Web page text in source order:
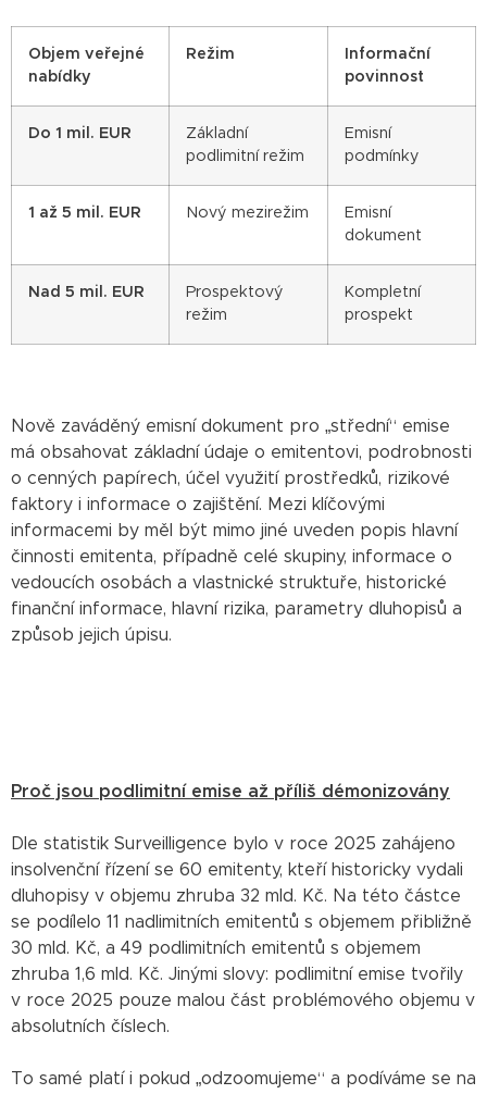
Objem veřejné
nabídky
Režim
Informační
povinnost
Do 1 mil. EUR
Základní
podlimitní režim
Emisní
podmínky
1 až 5 mil. EUR Nový mezirežim
Emisní
dokument
Nad 5 mil. EUR
Prospektový
režim
Kompletní
prospekt
Nově zaváděný emisní dokument pro „střední“ emise
má obsahovat základní údaje o emitentovi, podrobnosti
o cenných papírech, účel využití prostředků, rizikové
faktory i informace o zajištění. Mezi klíčovými
informacemi by měl být mimo jiné uveden popis hlavní
činnosti emitenta, případně celé skupiny, informace o
vedoucích osobách a vlastnické struktuře, historické
finanční informace, hlavní rizika, parametry dluhopisů a
způsob jejich úpisu.
Proč jsou podlimitní emise až příliš démonizovány
Dle statistik Surveilligence bylo v roce 2025 zahájeno
insolvenční řízení se 60 emitenty, kteří historicky vydali
dluhopisy v objemu zhruba 32 mld. Kč. Na této částce
se podílelo 11 nadlimitních emitentů s objemem přibližně
30 mld. Kč, a 49 podlimitních emitentů s objemem
zhruba 1,6 mld. Kč. Jinými slovy: podlimitní emise tvořily
v roce 2025 pouze malou část problémového objemu v
absolutních číslech.
To samé platí i pokud „odzoomujeme“ a podíváme se na